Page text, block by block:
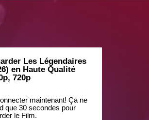
Les Légendaires
en Haute Qualité
720p
maintenant! Ça ne
que 30 secondes pour
le Film.